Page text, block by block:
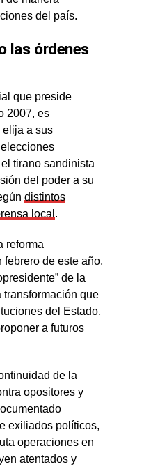
del país.
las órdenes
que preside
2007, es
elija a sus
tirano sandinista
del poder a su
distintos
local .
reforma
de este año,
de la
transformación que
del Estado,
a futuros
de la
opositores y
exiliados políticos,
operaciones en
atentados y